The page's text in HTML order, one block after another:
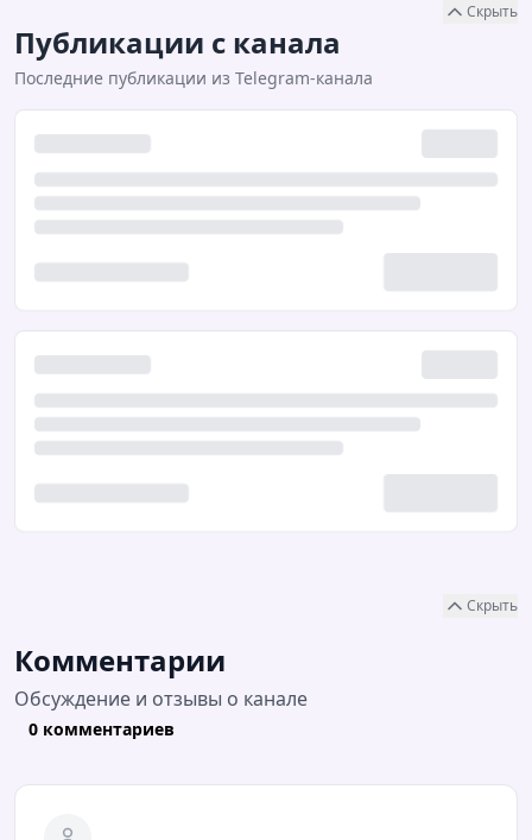
Скрыть
Комментарии
Обсуждение и отзывы о канале
0 комментариев
Скрыть
Публикации с канала
Последние публикации из Telegram-канала